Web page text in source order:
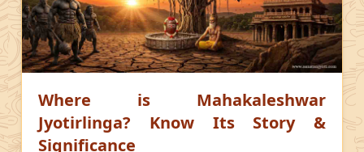
Where is Mahakaleshwar
Jyotirlinga? Know Its Story &
Significance